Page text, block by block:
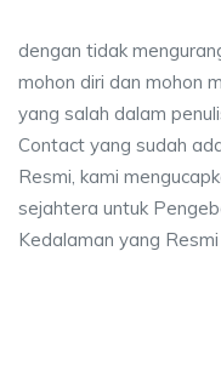
dengan tidak
mohon diri dan mohon
yang salah dalam
Contact yang sudah
Resmi, kami
sejahtera untuk
Kedalaman yang